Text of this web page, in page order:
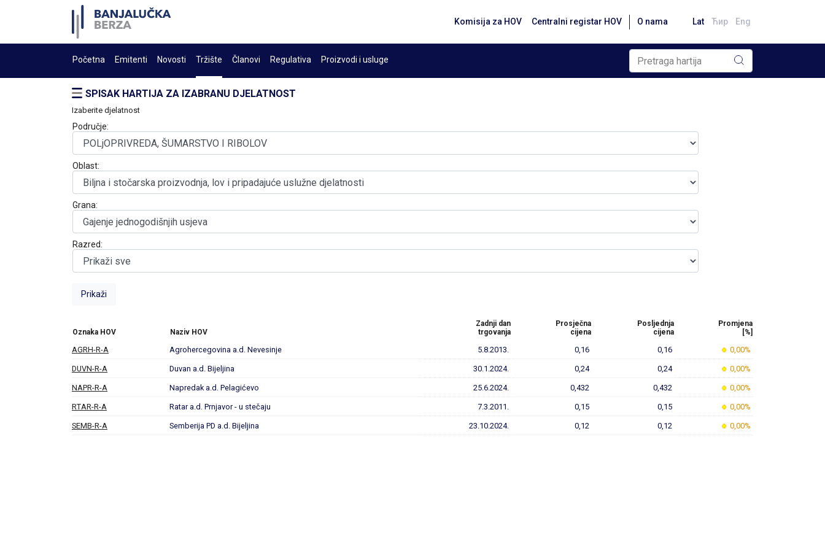
Komisija za HOV Centralni registar HOV O nama Lat Ћир Eng
Početna Emitenti Novosti Tržište Članovi Regulativa Proizvodi i usluge
SPISAK HARTIJA ZA IZABRANU DJELATNOST
Izaberite djelatnost
Područje:
Oblast:
Grana:
Razred:
Oznaka HOV Naziv HOV
Zadnji dan
trgovanja
Prosječna
cijena
Posljednja
cijena
Promjena
[%]
AGRH-R-A Agrohercegovina a.d. Nevesinje 5.8.2013. 0,16 0,16 0,00%
DUVN-R-A Duvan a.d. Bijeljina 30.1.2024. 0,24 0,24 0,00%
NAPR-R-A Napredak a.d. Pelagićevo 25.6.2024. 0,432 0,432 0,00%
RTAR-R-A Ratar a.d. Prnjavor - u stečaju 7.3.2011. 0,15 0,15 0,00%
SEMB-R-A Semberija PD a.d. Bijeljina 23.10.2024. 0,12 0,12 0,00%